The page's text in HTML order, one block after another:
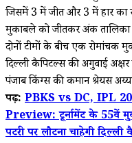
जिसमें 3 में जीत और 3 में हार का
मुकाबले को जीतकर अंक तालिका
दोनों टीमों के बीच एक
दिल्ली कैपिटल्स की अगुवाई
पंजाब किंग्स की कमान श्रेयस
पढ़ें: PBKS vs DC, IPL
Preview: टूर्नामेंट के 55वें
पटरी पर लौटना चाहेगी